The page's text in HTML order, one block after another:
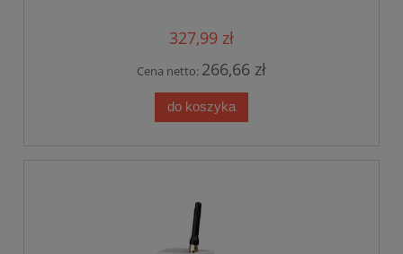
327,99 zł
Cena netto: 266,66 zł
do koszyka